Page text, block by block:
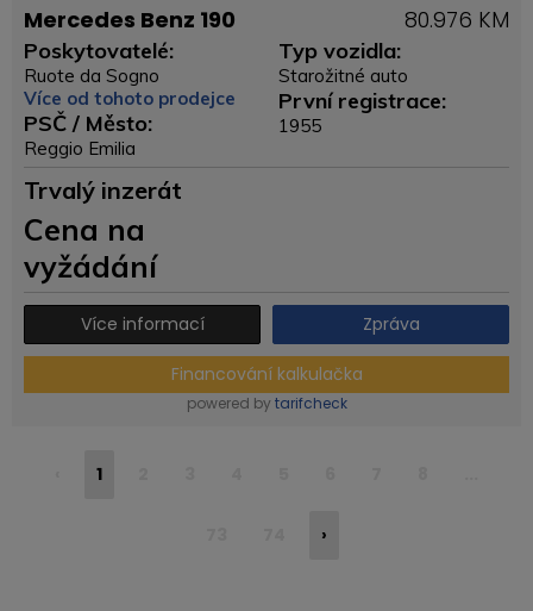
Mercedes Benz 190 80.976 KM
Poskytovatelé:
Ruote da Sogno
Více od tohoto prodejce
PSČ / Město:
Reggio Emilia
Typ vozidla:
Starožitné auto
První registrace:
1955
Trvalý inzerát
Cena na
vyžádání
Více informací Zpráva
Financování kalkulačka
powered by tarifcheck
1
›